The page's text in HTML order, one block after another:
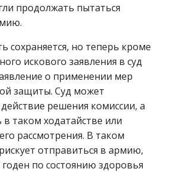
продолжать пытаться
сохраняется, но теперь кроме
искового заявления в суд
о применении мер
защиты. Суд может
решения комиссии, а
таком ходатайстве или
рассмотрения. В таком
отправиться в армию,
по состоянию здоровья